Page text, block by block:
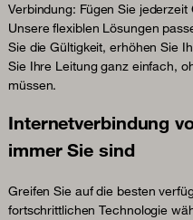
Verbindung: Fügen Sie
Unsere flexiblen Lösungen
Sie die Gültigkeit, erhöhen Sie
Sie Ihre Leitung ganz einfach,
müssen.
Internetverbindung
immer Sie sind
Greifen Sie auf die besten
fortschrittlichen Technologie